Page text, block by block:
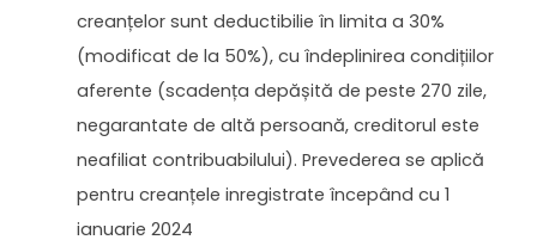
creanțelor sunt deductibilie în limita a 30%
(modificat de la 50%), cu îndeplinirea condițiilor
aferente (scadența depășită de peste 270 zile,
negarantate de altă persoană, creditorul este
neafiliat contribuabilului). Prevederea se aplică
pentru creanțele inregistrate începând cu 1
ianuarie 2024